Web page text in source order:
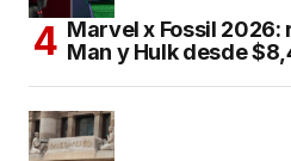
Marvel x Fossil 2026:
Man y Hulk desde